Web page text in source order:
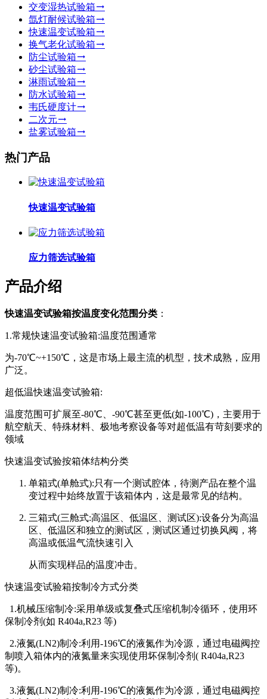
交变湿热试验箱
氙灯耐候试验箱
快速温变试验箱
换气老化试验箱
防尘试验箱
砂尘试验箱
淋雨试验箱
防水试验箱
韦氏硬度计
二次元
盐雾试验箱
热门产品
快速温变试验箱
应力筛选试验箱
产品介绍
快速温变试验箱按温度变化范围分类 ：
1.常规快速温变试验箱:温度范围通常
为-70℃~+150℃，这是市场上最主流的机型，技术成熟，应用
广泛。
超低温快速温变试验箱:
温度范围可扩展至-80℃、-90℃甚至更低(如-100℃)，主要用于
航空航天、特殊材料、极地考察设备等对超低温有苛刻要求的
领域
快速温变试验按箱体结构分类
单箱式(单舱式):只有一个测试腔体，待测产品在整个温
变过程中始终放置于该箱体内，这是最常见的结构。
三箱式(三舱式:高温区、低温区、测试区):设备分为高温
区、低温区和独立的测试区，测试区通过切换风阀，将
高温或低温气流快速引入
从而实现样品的温度冲击。
快速温变试验箱按制冷方式分类
1.机械压缩制冷:采用单级或复叠式压缩机制冷循环，使用环
保制冷剂(如 R404a,R23 等)
2.液氮(LN2)制冷:利用-196℃的液氮作为冷源，通过电磁阀控
制喷入箱体内的液氮量来实现使用坏保制冷剂( R404a,R23
等)。
3.液氮(LN2)制冷:利用-196℃的液氮作为冷源，通过电磁阀控